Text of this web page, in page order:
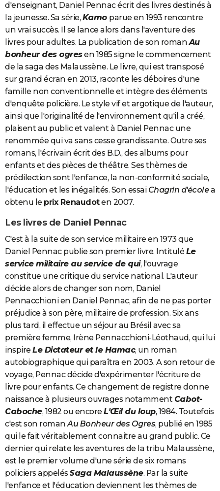
d'enseignant, Daniel Pennac écrit des livres destinés à
la jeunesse. Sa série, Kamo parue en 1993 rencontre
un vrai succès. Il se lance alors dans l'aventure des
livres pour adultes. La publication de son romanAu
bonheur des ogresen 1985 signe le commencement
de la saga des Malaussène. Le livre, qui est transposé
sur grand écran en 2013, raconte les déboires d'une
famille non conventionnelle et intègre des éléments
d'enquête policière. Le style vif et argotique de l'auteur,
ainsi que l'originalité de l'environnement qu'il a créé,
plaisent au public et valent à Daniel Pennac une
renommée qui va sans cesse grandissante. Outre ses
romans, l'écrivain écrit des B.D., des albums pour
enfants et des pièces de théâtre. Ses thèmes de
prédilection sont l'enfance, la non-conformité sociale,
l'éducation et les inégalités. Son essai Chagrin d'écolea
obtenu le prix Renaudoten 2007.
Les livres de Daniel Pennac
C'est à la suite de son service militaire en 1973 que
Daniel Pennac publie son premier livre. IntituléLe
service militaire au service de qui, l'ouvrage
constitue une critique du service national. L'auteur
décide alors de changer son nom, Daniel
Pennacchioni en Daniel Pennac, afin de ne pas porter
préjudice à son père, militaire de profession. Six ans
plus tard, il effectue un séjour au Brésil avec sa
première femme, Irène Pennacchioni-Léothaud, qui lui
inspire Le Dictateur et le Hamac, un roman
autobiographique qui paraîtra en 2003. A son retour de
voyage, Pennac décide d'expérimenter l'écriture de
livre pour enfants. Ce changement de registre donne
naissance à plusieurs ouvrages notamment Cabot-
Caboche, 1982 ou encore L'Œil du loup, 1984. Toutefois
c'est son romanAu Bonheur des Ogres, publié en 1985
qui le fait véritablement connaitre au grand public. Ce
dernier qui relate les aventures de la tribu Malaussène,
est le premier volume d'une série de six romans
policiers appelésSaga Malaussène. Par la suite
l'enfance et l'éducation deviennent les thèmes de